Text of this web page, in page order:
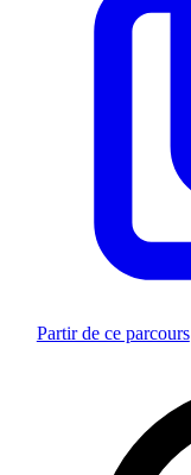
Partir de ce parcours